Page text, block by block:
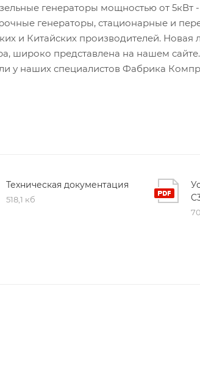
генераторы мощностью от 5кВт -
генераторы, стационарные и
и Китайских производителей. Новая
широко представлена на нашем
у наших специалистов Фабрика
Техническая документация
518,1 кб